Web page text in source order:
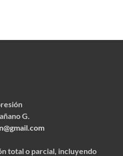
G.
total o parcial, incluyendo